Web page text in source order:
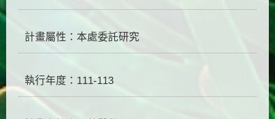
計畫屬性：本處委託研究
執行年度：111-113